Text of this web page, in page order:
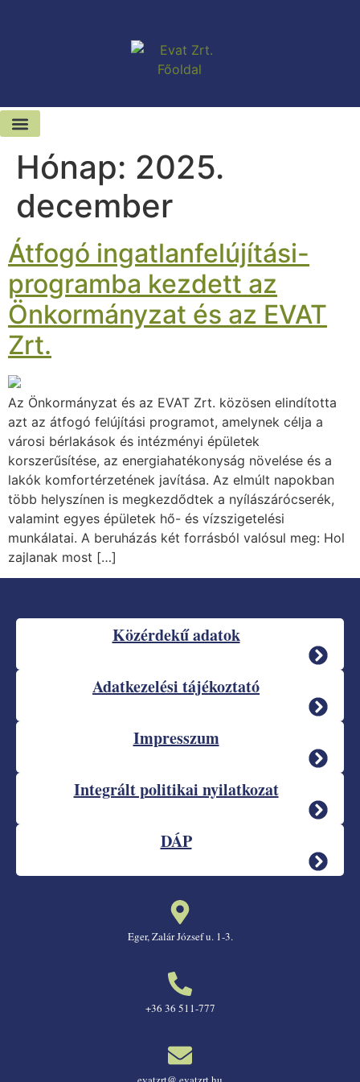
Hónap: 2025.
december
Átfogó ingatlanfelújítási-
programba kezdett az
Önkormányzat és az EVAT
Zrt.
Az Önkormányzat és az EVAT Zrt. közösen elindította
azt az átfogó felújítási programot, amelynek célja a
városi bérlakások és intézményi épületek
korszerűsítése, az energiahatékonyság növelése és a
lakók komfortérzetének javítása. Az elmúlt napokban
több helyszínen is megkezdődtek a nyílászárócserék,
valamint egyes épületek hő- és vízszigetelési
munkálatai. A beruházás két forrásból valósul meg: Hol
zajlanak most […]
Közérdekű adatok
Adatkezelési tájékoztató
Impresszum
Integrált politikai nyilatkozat
DÁP
Eger, Zalár József u. 1-3.
+36 36 511-777